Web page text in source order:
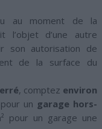
au moment de la
l’objet d’une autre
son autorisation de
de la surface du
, comptez environ
pour un garage hors-
pour un garage une